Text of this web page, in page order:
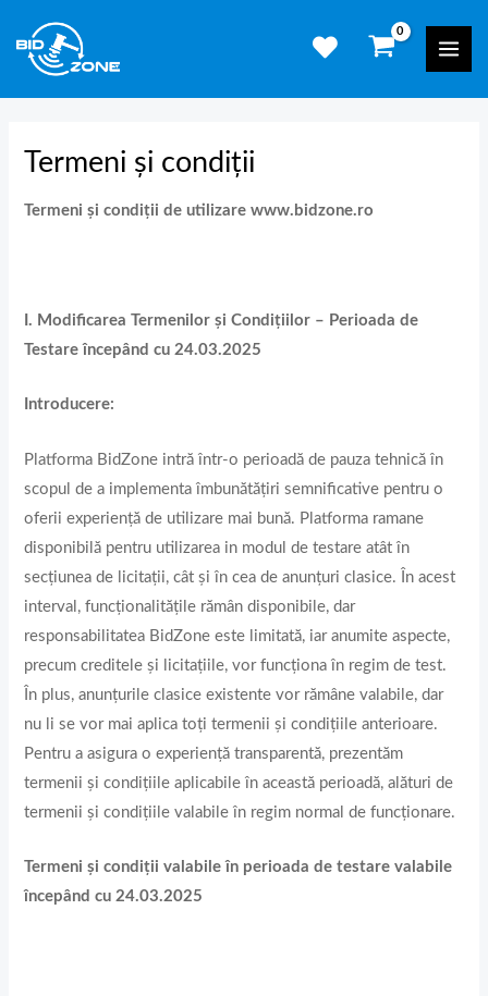
content
Termeni și condiții
Termeni și condiţii de utilizare www.bidzone.ro
I. Modificarea Termenilor și Condițiilor – Perioada de
Testare începând cu 24.03.2025
Introducere:
Platforma BidZone intră într-o perioadă de pauza tehnică în
scopul de a implementa îmbunătățiri semnificative pentru o
oferii experiență de utilizare mai bună. Platforma ramane
disponibilă pentru utilizarea in modul de testare atât în
secțiunea de licitații, cât și în cea de anunțuri clasice. În acest
interval, funcționalitățile rămân disponibile, dar
responsabilitatea BidZone este limitată, iar anumite aspecte,
precum creditele și licitațiile, vor funcționa în regim de test.
În plus, anunțurile clasice existente vor rămâne valabile, dar
nu li se vor mai aplica toți termenii și condițiile anterioare.
Pentru a asigura o experiență transparentă, prezentăm
termenii și condițiile aplicabile în această perioadă, alături de
termenii și condițiile valabile în regim normal de funcționare.
Termeni și condiții valabile în perioada de testare valabile
începând cu 24.03.2025